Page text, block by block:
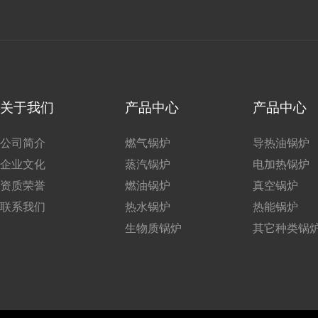
关于我们
公司简介
企业文化
资质荣誉
联系我们
产品中心
燃气锅炉
蒸汽锅炉
燃油锅炉
热水锅炉
生物质锅炉
产品中心
导热油锅炉
电加热锅炉
真空锅炉
热能锅炉
其它种类锅